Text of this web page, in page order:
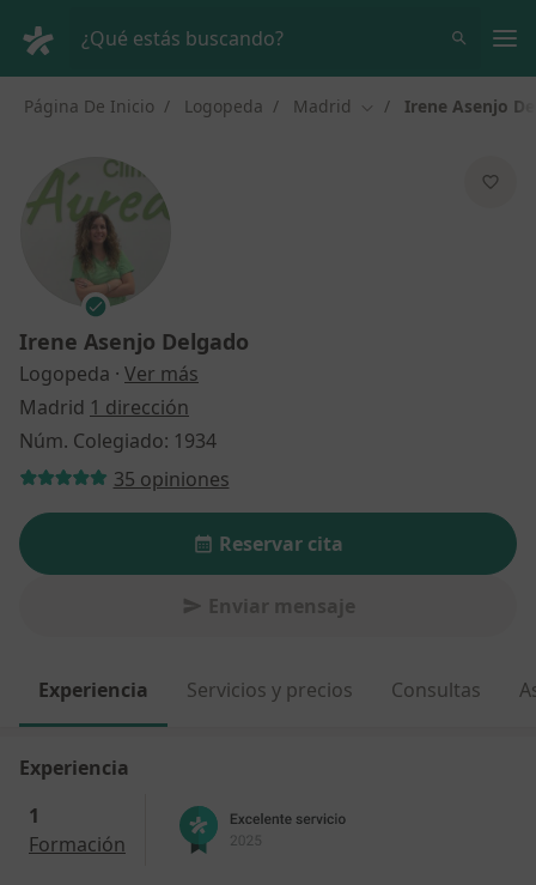
¿Qué estás buscando?
Página De Inicio Logopeda Madrid Cambiar de ciudad
Irene Asenjo
Irene Asenjo Delgado
Logopeda · Ver más
Madrid 1 dirección
Núm. Colegiado: 1934
35 opiniones
Reservar cita
Enviar mensaje
Experiencia Servicios y precios Consultas
Experiencia
1
Formación